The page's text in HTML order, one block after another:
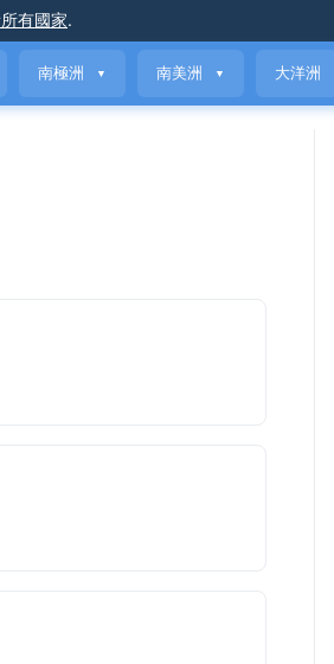
有國家.
南極洲 ▼ 南美洲 ▼ 大洋洲